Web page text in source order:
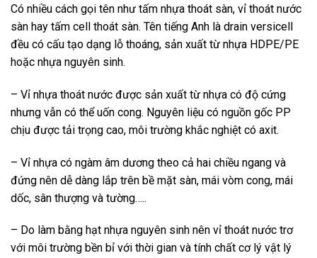
Có nhiều cách gọi tên như tấm nhựa thoát sàn, vỉ thoát nước
sàn hay tấm cell thoát sàn. Tên tiếng Anh là drain versicell
đều có cấu tạo dạng lỗ thoáng, sản xuất từ nhựa HDPE/PE
hoặc nhựa nguyên sinh.
– Vỉ nhựa thoát nước được sản xuất từ nhựa có độ cứng
nhưng vẫn có thể uốn cong. Nguyên liệu có nguồn gốc PP
chịu được tải trọng cao, môi trường khắc nghiệt có axit.
– Vỉ nhựa có ngàm âm dương theo cả hai chiều ngang và
đứng nên dễ dàng lắp trên bề mặt sàn, mái vòm cong, mái
dốc, sân thượng và tường…..
– Do làm bằng hạt nhựa nguyên sinh nên vỉ thoát nước trơ
với môi trường bền bỉ với thời gian và tính chất cơ lý vật lý